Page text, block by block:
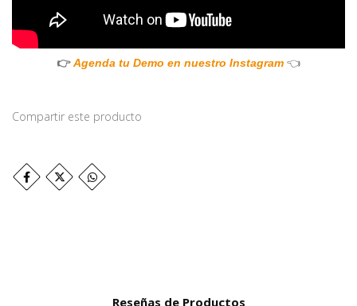
👉Agenda tu Demo en nuestro Instagram 👈
Compartir este producto
Reseñas de Productos